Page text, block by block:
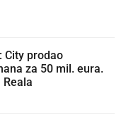
City prodao
za 50 mil. eura.
Reala